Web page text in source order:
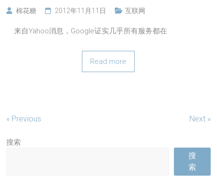
棉花糖 2012年11月11日 互联网
来自Yahoo消息，Google证实几乎所有服务都在
Read more
« Previous Next »
搜索
搜
索